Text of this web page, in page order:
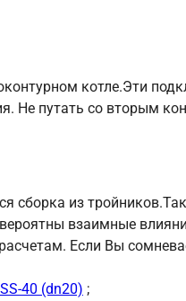
котле.Эти
Не путать со вторым
сборка из
взаимные
Если Вы
40 (dn20) ;